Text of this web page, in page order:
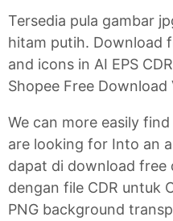
Tersedia pula gambar
hitam putih. Download
and icons in AI EPS
Shopee Free Download
We can more easily
are looking for Into an
dapat di download
dengan file CDR untuk
PNG background